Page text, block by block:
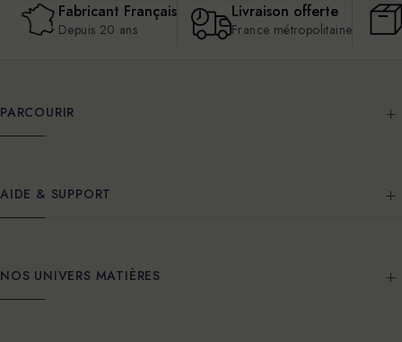
Fabricant Français
Depuis 20 ans
Livraison offerte
France métropolitaine
PARCOURIR
AIDE & SUPPORT
NOS UNIVERS MATIÈRES